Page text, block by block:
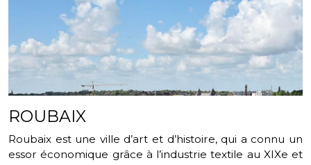
ROUBAIX
Roubaix est une ville d’art et d’histoire, qui a connu un
essor économique grâce à l’industrie textile au XIXe et